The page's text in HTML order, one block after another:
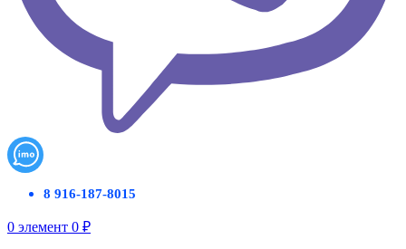
8 916-187-8015
0 элемент 0 ₽